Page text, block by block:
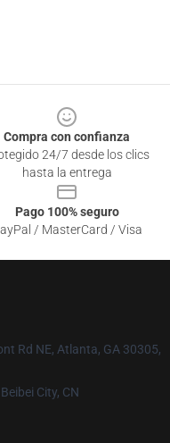
Compra con confianza
24/7 desde los clics
hasta la entrega
Pago 100% seguro
/ MasterCard / Visa
Rd NE, Atlanta, GA 30305,
City, CN